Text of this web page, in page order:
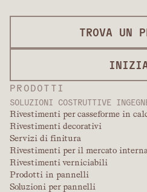
PRODOTTI
SOLUZIONI COSTRUTTIVE
Rivestimenti per casseforme in
Rivestimenti decorativi
Servizi di finitura
Rivestimenti per il mercato
Rivestimenti verniciabili
Prodotti in pannelli
Soluzioni per pannelli
TROVA UN